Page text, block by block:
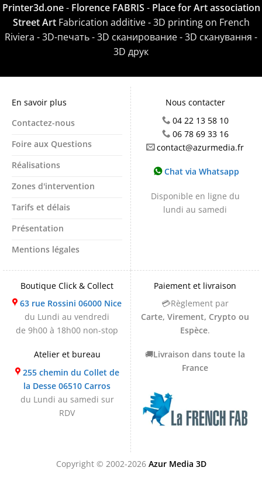
Printer3d.one- Florence FABRIS - Place for Art association
Street ArtFabrication additive - 3D printing on French
Riviera - 3D-печать - 3D сканирование - 3D сканування -
3D друк
En savoir plus
Contactez-nous
Foire aux Questions
Réalisations
Zones d'intervention
Tarifs et délais
Présentation
Mentions légales
Nous contacter
04 22 13 58 10
06 78 69 33 16
contact@azurmedia.fr
Chat via Whatsapp
Disponible en ligne du
lundi au samedi
Boutique Click & Collect
63 rue Rossini 06000 Nice
du Lundi au vendredi
de 9h00 à 18h00 non-stop
Atelier et bureau
255 chemin du Collet de
la Desse 06510 Carros
du Lundi au samedi sur
RDV
Paiement et livraison
💳Règlement par
Carte, Virement, Crypto ou
Espèce.
🚚Livraison dans toute la
France
Copyright © 2002-2026 Azur Media 3D